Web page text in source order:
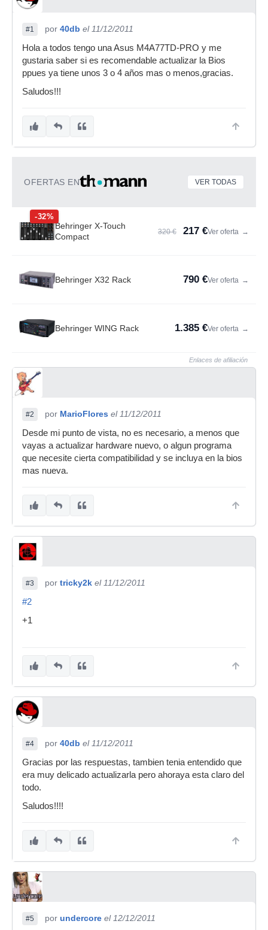
#1 por 40db el 11/12/2011
Hola a todos tengo una Asus M4A77TD-PRO y me
gustaria saber si es recomendable actualizar la Bios
ppues ya tiene unos 3 o 4 años mas o menos,gracias.
Saludos!!!
OFERTAS EN VER TODAS
-32%
Behringer X-Touch
Compact
320 € 217 €Ver oferta →
Behringer X32 Rack 790 €Ver oferta →
Behringer WING Rack 1.385 €Ver oferta →
Enlaces de afiliación
#2 por MarioFlores el 11/12/2011
Desde mi punto de vista, no es necesario, a menos que
vayas a actualizar hardware nuevo, o algun programa
que necesite cierta compatibilidad y se incluya en la bios
mas nueva.
#3 por tricky2k el 11/12/2011
#2
+1
#4 por 40db el 11/12/2011
Gracias por las respuestas, tambien tenia entendido que
era muy delicado actualizarla pero ahoraya esta claro del
todo.
Saludos!!!!
#5 por undercore el 12/12/2011